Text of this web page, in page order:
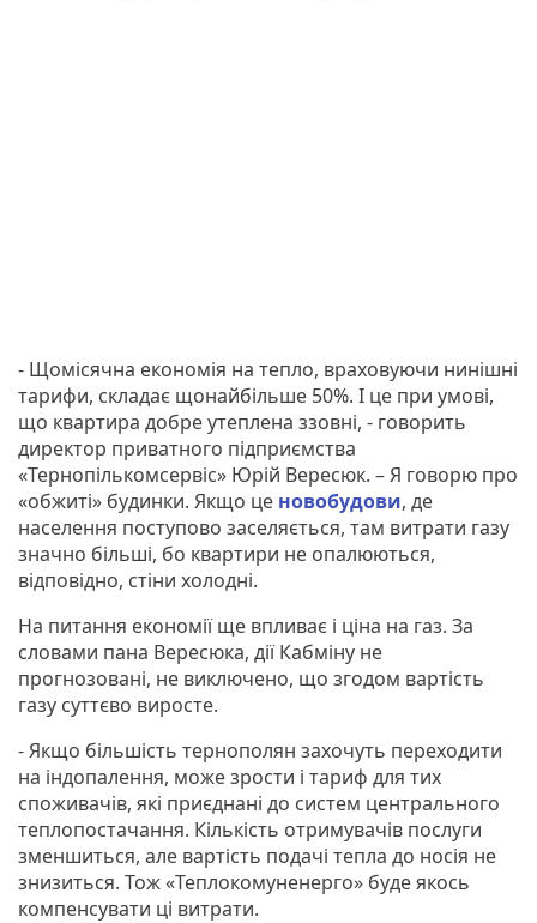
- Щомісячна економія на тепло, враховуючи нинішні
тарифи, складає щонайбільше 50%. І це при умові,
що квартира добре утеплена ззовні, - говорить
директор приватного підприємства
«Тернопількомсервіс» Юрій Вересюк. – Я говорю про
«обжиті» будинки. Якщо це новобудови, де
населення поступово заселяється, там витрати газу
значно більші, бо квартири не опалюються,
відповідно, стіни холодні.
На питання економії ще впливає і ціна на газ. За
словами пана Вересюка, дії Кабміну не
прогнозовані, не виключено, що згодом вартість
газу суттєво виросте.
- Якщо більшість тернополян захочуть переходити
на індопалення, може зрости і тариф для тих
споживачів, які приєднані до систем центрального
теплопостачання. Кількість отримувачів послуги
зменшиться, але вартість подачі тепла до носія не
знизиться. Тож «Теплокомуненерго» буде якось
компенсувати ці витрати.